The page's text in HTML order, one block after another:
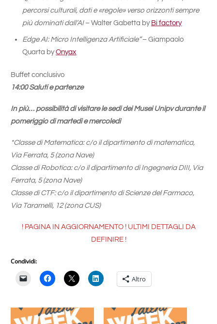
percorsi culturali, dati e «regole» verso orizzonti sempre
più dominati dall’AI– Walter Gabetta by Bi factory
Edge AI: Micro Intelligenza Artificiale”– Giampaolo
Quarta byOnyax
Buffet conclusivo
14:00 Saluti e partenze
In più… possibilità di visitare le sedi dei Musei Unipv durante il
pomeriggio di martedì e mercoledì
*Classe di Matematica: c/o il dipartimento di matematica,
Via Ferrata, 5 (zona Nave)
Classe di Robotica: c/o il dipartimento di Ingegneria DIII, Via
Ferrata, 5 (zona Nave)
Classe di CTF: c/o il dipartimento di Scienze del Farmaco,
Via Taramelli, 12 (zona CUS)
! PAGINA IN AGGIORNAMENTO ! ULTIMI DETTAGLI DA
DEFINIRE !
Condividi:
Altro